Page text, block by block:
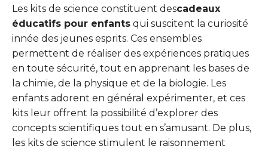
Les kits de science constituent descadeaux
éducatifs pour enfants qui suscitent la curiosité
innée des jeunes esprits. Ces ensembles
permettent de réaliser des expériences pratiques
en toute sécurité, tout en apprenant les bases de
la chimie, de la physique et de la biologie. Les
enfants adorent en général expérimenter, et ces
kits leur offrent la possibilité d’explorer des
concepts scientifiques tout en s’amusant. De plus,
les kits de science stimulent le raisonnement